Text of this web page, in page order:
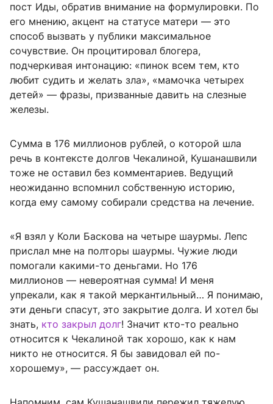
пост Иды, обратив внимание на формулировки. По
его мнению, акцент на статусе матери — это
способ вызвать у публики максимальное
сочувствие. Он процитировал блогера,
подчеркивая интонацию: «пинок всем тем, кто
любит судить и желать зла», «мамочка четырех
детей» — фразы, призванные давить на слезные
железы.
Сумма в 176 миллионов рублей, о которой шла
речь в контексте долгов Чекалиной, Кушанашвили
тоже не оставил без комментариев. Ведущий
неожиданно вспомнил собственную историю,
когда ему самому собирали средства на лечение.
«Я взял у Коли Баскова на четыре шаурмы. Лепс
прислал мне на полторы шаурмы. Чужие люди
помогали какими-то деньгами. Но 176
миллионов — невероятная сумма! И меня
упрекали, как я такой меркантильный… Я понимаю,
эти деньги спасут, это закрытие долга. И хотел бы
знать, кто закрыл долг! Значит кто-то реально
относится к Чекалиной так хорошо, как к нам
никто не относится. Я бы завидовал ей по-
хорошему», — рассуждает он.